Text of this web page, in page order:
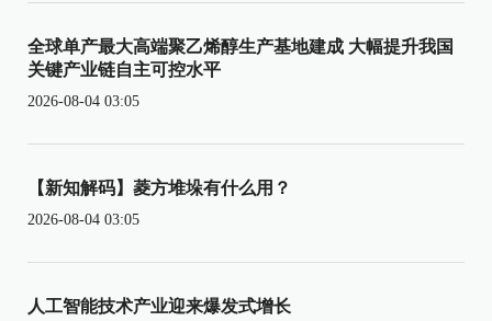
全球单产最大高端聚乙烯醇生产基地建成 大幅提升我国
关键产业链自主可控水平
2026-08-04 03:05
【新知解码】菱方堆垛有什么用？
2026-08-04 03:05
人工智能技术产业迎来爆发式增长